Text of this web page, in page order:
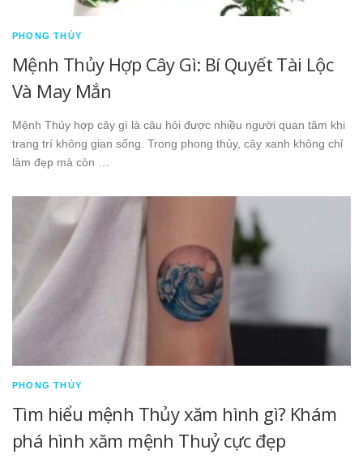
PHONG THỦY
Mệnh Thủy Hợp Cây Gì: Bí Quyết Tài Lộc
Và May Mắn
Mệnh Thủy hợp cây gì là câu hỏi được nhiều người quan tâm khi
trang trí không gian sống. Trong phong thủy, cây xanh không chỉ
làm đẹp mà còn …
PHONG THỦY
Tìm hiểu mệnh Thủy xăm hình gì? Khám
phá hình xăm mệnh Thuỷ cực đẹp